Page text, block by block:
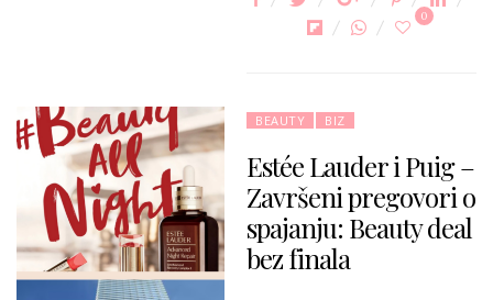
0
BEAUTY BIZ
Estée Lauder i Puig –
Završeni pregovori o
spajanju: Beauty deal
bez finala